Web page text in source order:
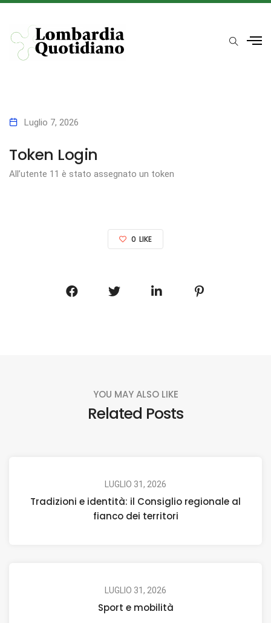
Luglio 7, 2026
Token Login
All’utente 11 è stato assegnato un token
0 LIKE
YOU MAY ALSO LIKE
Related Posts
LUGLIO 31, 2026
Tradizioni e identità: il Consiglio regionale al
fianco dei territori
LUGLIO 31, 2026
Sport e mobilità